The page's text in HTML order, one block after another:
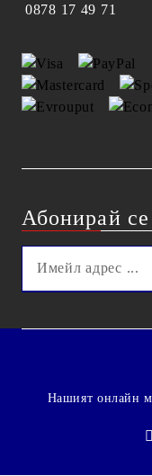
0878 17 49 71
Абонирай
Нашият онлайн